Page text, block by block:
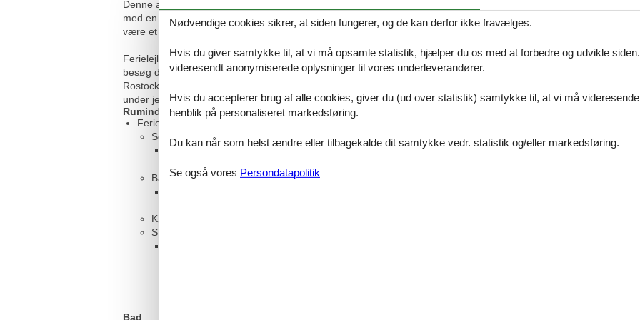
Denne attraktive ferielejlighed venter på jer i et sofistikeret rækkehus ved Kühlungsborns skov. Uanset om I er et
med en forfriskende pause fra hverdagen og nyde komforten i denne hyggelige lejlighed. Udstyret med alt hvad I
være et paradis af velvære, hvor I kan nyde et afslappende bad eller hygge jer i sofaerne foran fjernsynet.
Ferielejligheden ligger direkte ved siden af ??skoven, som er perfekt til gåture, og promenaden er let tilgængelig
besøg de mange restauranter og butikker eller slap af med en daglig slentretur gennem skoven. Planlæg
Rostock og Wismar, og vend tilbage med et væld af indtryk og oplevelser. Glem ikke den kejserlige badeby
under jeres ophold, er en tur med Molli, den populære smalsporede jernbane ved kysten.
Rumindretning
Feriebolig
Soveværelse, 15 m², 2 personer
Dobbeltseng
Badeværelse, 15 m²
Køkken, 15 m²
Stue, 20 m², 1 person
Bad
Nødvendige cookies sikrer, at siden fungerer, og de kan derfor ikke fravælges.
Hvis du giver samtykke til, at vi må opsamle statistik, hjælper du os med at forbedre og udvikle
videresendt anonymiserede oplysninger til vores underleverandører.
Hvis du accepterer brug af alle cookies, giver du (ud over statistik) samtykke til, at vi må
henblik på personaliseret markedsføring.
Du kan når som helst ændre eller tilbagekalde dit samtykke vedr. statistik og/eller markedsføring.
Se også vores Persondatapolitik